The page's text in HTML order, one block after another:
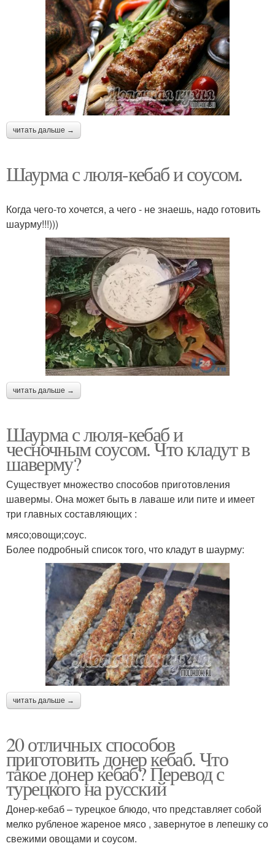
читать дальше →
Шаурма с люля-кебаб и соусом.
Когда чего-то хочется, а чего - не знаешь, надо готовить
шаурму!!!)))
читать дальше →
Шаурма с люля-кебаб и
чесночным соусом. Что кладут в
шаверму?
Существует множество способов приготовления
шавермы. Она может быть в лаваше или пите и имеет
три главных составляющих :
мясо;овощи;соус.
Более подробный список того, что кладут в шаурму:
читать дальше →
20 отличных способов
приготовить донер кебаб. Что
такое донер кебаб? Перевод с
турецкого на русский
Донер-кебаб – турецкое блюдо, что представляет собой
мелко рубленое жареное мясо , завернутое в лепешку со
свежими овощами и соусом.